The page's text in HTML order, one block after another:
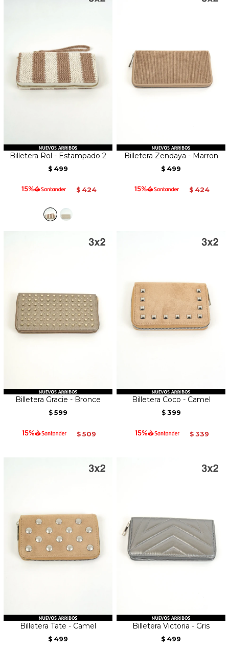
Billetera Rol - Estampado 2
$ 499
$ 424
Billetera Zendaya - Marron
$ 499
$ 424
Billetera Gracie - Bronce
$ 599
$ 509
Billetera Coco - Camel
$ 399
$ 339
Billetera Tate - Camel
$ 499
Billetera Victoria - Gris
$ 499